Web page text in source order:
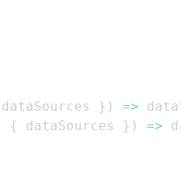
dataSources } ) =>
{ dataSources } ) =>